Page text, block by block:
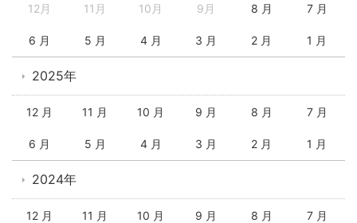
12月 11月 10月 9月 8 月 7 月
6 月 5 月 4 月 3 月 2 月 1 月
2025年
12 月 11 月 10 月 9 月 8 月 7 月
6 月 5 月 4 月 3 月 2 月 1 月
2024年
12 月 11 月 10 月 9 月 8 月 7 月